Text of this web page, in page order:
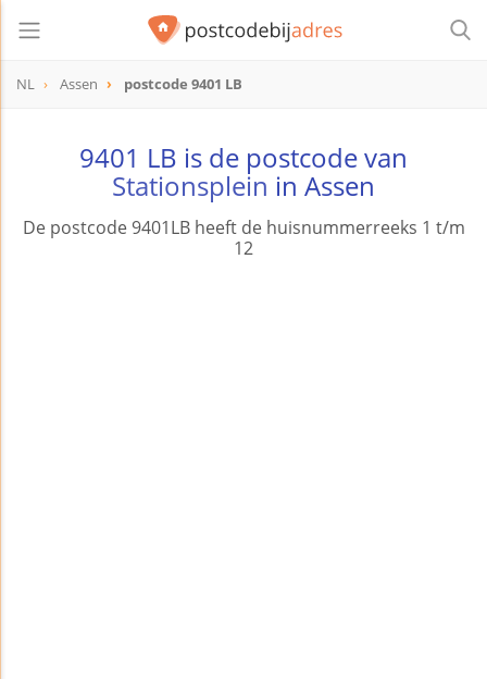
NL Assen postcode 9401 LB
9401 LB is de postcode van
Stationsplein in Assen
De postcode 9401LB heeft de huisnummerreeks 1 t/m
12